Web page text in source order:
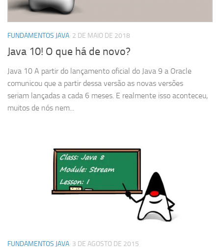
FUNDAMENTOS JAVA 2 DE MAIO DE 2018
Java 10! O que há de novo?
Java 10 A partir do lançamento oficial do Java 9 a Oracle
comunicou que a partir dessa versão as novas versões
seriam lançadas a cada 6 meses. E realmente isso aconteceu,
muitos de nós nem...
FUNDAMENTOS JAVA 3 DE AGOSTO DE 2015